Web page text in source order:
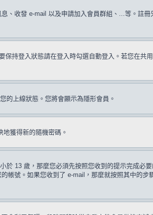
、收發 e-mail 以及申請加入會員群組、...等。註
持登入狀態請在登入時勾選自動登入。若您在共
的上線狀態。您將會顯示為隱形會員。
獲得新的隨機密碼。
13 歲，那麼您必須先按照您收到的提示完成必
帳號。如果您收到了 e-mail，那麼就按照其中的步